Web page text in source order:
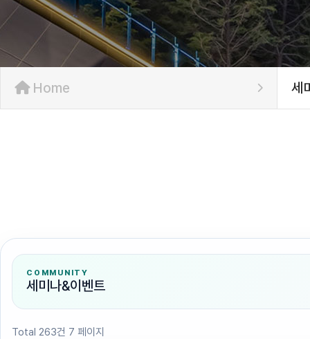
Home 세
COMMUNITY
세미나&이벤트
Total 263건 7 페이지